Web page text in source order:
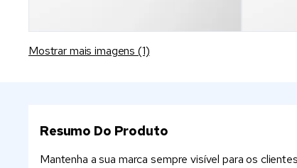
Mostrar mais imagens (1)
Resumo Do Produto
Mantenha a sua marca sempre visível para os